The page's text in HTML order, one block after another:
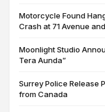
Motorcycle Found
Crash at 71 Avenue
Moonlight Studio
Tera Aunda”
Surrey Police Release
from Canada